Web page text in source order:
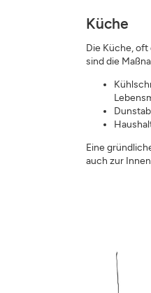
Küche
Die Küche,
sind die
Eine
auch zur